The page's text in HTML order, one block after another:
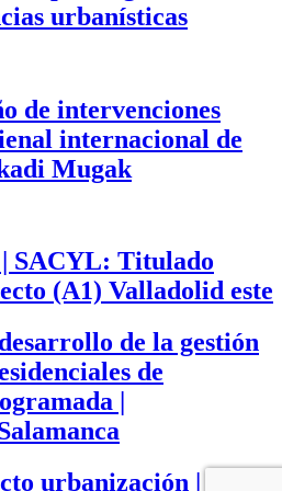
urbanísticas
de intervenciones
internacional de
Mugak
SACYL: Titulado
(A1) Valladolid este
de la gestión
de
|
urbanización |